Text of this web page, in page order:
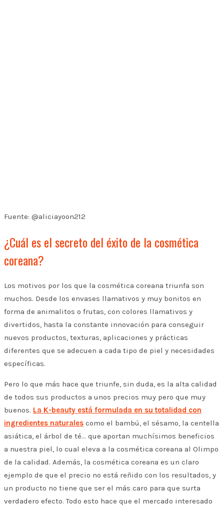
Fuente: @aliciayoon212
¿Cuál es el secreto del éxito de la cosmética
coreana?
Los motivos por los que la cosmética coreana triunfa son
muchos. Desde los envases llamativos y muy bonitos en
forma de animalitos o frutas, con colores llamativos y
divertidos, hasta la constante innovación para conseguir
nuevos productos, texturas, aplicaciones y prácticas
diferentes que se adecuen a cada tipo de piel y necesidades
específicas.
Pero lo que más hace que triunfe, sin duda, es la alta calidad
de todos sus productos a unos precios muy pero que muy
buenos. La K-beauty está formulada en su totalidad con
ingredientes naturales como el bambú, el sésamo, la centella
asiática, el árbol de té… que aportan muchísimos beneficios
a nuestra piel, lo cual eleva a la cosmética coreana al Olimpo
de la calidad. Además, la cosmética coreana es un claro
ejemplo de que el precio no está reñido con los resultados, y
un producto no tiene que ser el más caro para que surta
verdadero efecto. Todo esto hace que el mercado interesado